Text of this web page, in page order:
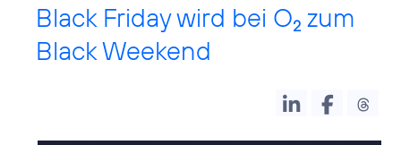
Black Friday wird bei O2 zum
Black Weekend